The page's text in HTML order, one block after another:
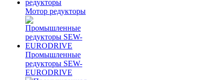
Мотор редукторы
Промышленные
редукторы SEW-
EURODRIVE